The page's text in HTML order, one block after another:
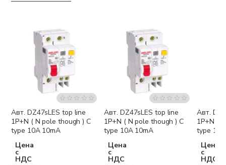
Авт. DZ47sLES top line
1P+N ( N pole though ) C
type 10A 10mA
Цена
с
НДС
Авт. DZ47sLES top line
1P+N ( N pole though ) C
type 10A 10mA
Цена
с
НДС
Авт.
1P+N (
type
Цена
с
НДС